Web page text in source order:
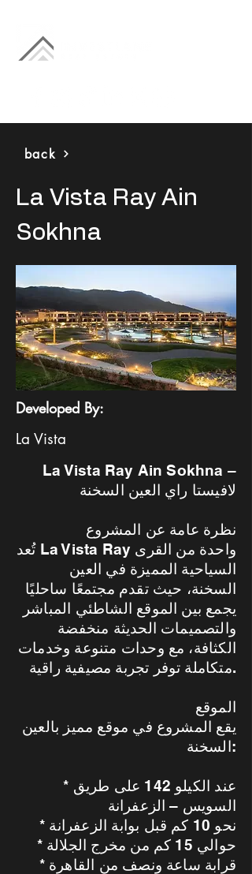
back
La Vista Ray Ain
Sokhna
Developed By:
La Vista
La Vista Ray Ain Sokhna –
لافيستا راي العين السخنة
نظرة عامة عن المشروع
تُعد La Vista Ray واحدة من القرى
السياحية المميزة في العين
السخنة، حيث تقدم مجتمعًا ساحليًا
يجمع بين الموقع الشاطئي المباشر
والتصميمات الحديثة منخفضة
الكثافة، مع وحدات متنوعة وخدمات
متكاملة توفر تجربة مصيفية راقية.
الموقع
يقع المشروع في موقع مميز بالعين
السخنة:
* عند الكيلو 142 على طريق
السويس – الزعفرانة
* نحو 10 كم قبل بوابة الزعفرانة
* حوالي 15 كم من مخرج الجلالة
* قرابة ساعة ونصف من القاهرة